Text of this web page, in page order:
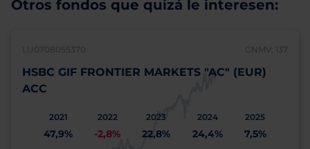
Otros fondos que quizá le interesen:
LU0708055370 CNMV: 137
HSBC GIF FRONTIER MARKETS "AC" (EUR)
ACC
2021
47,9%
2022
-2,8%
2023
22,8%
2024
24,4%
2025
7,5%